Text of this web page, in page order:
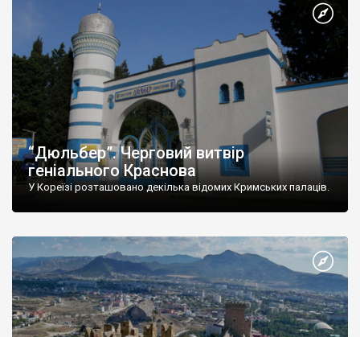
“Дюльбер”. Черговий витвір
геніального Краснова
У Кореїзі розташовано декілька відомих Кримських палаців.